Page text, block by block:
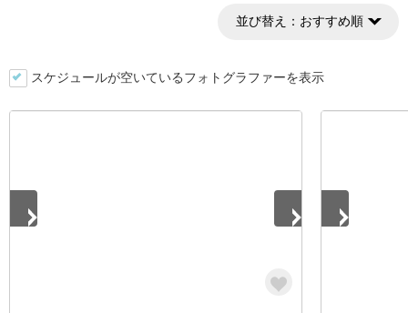
並び替え： おすすめ順
スケジュールが空いているフォトグラファーを表示